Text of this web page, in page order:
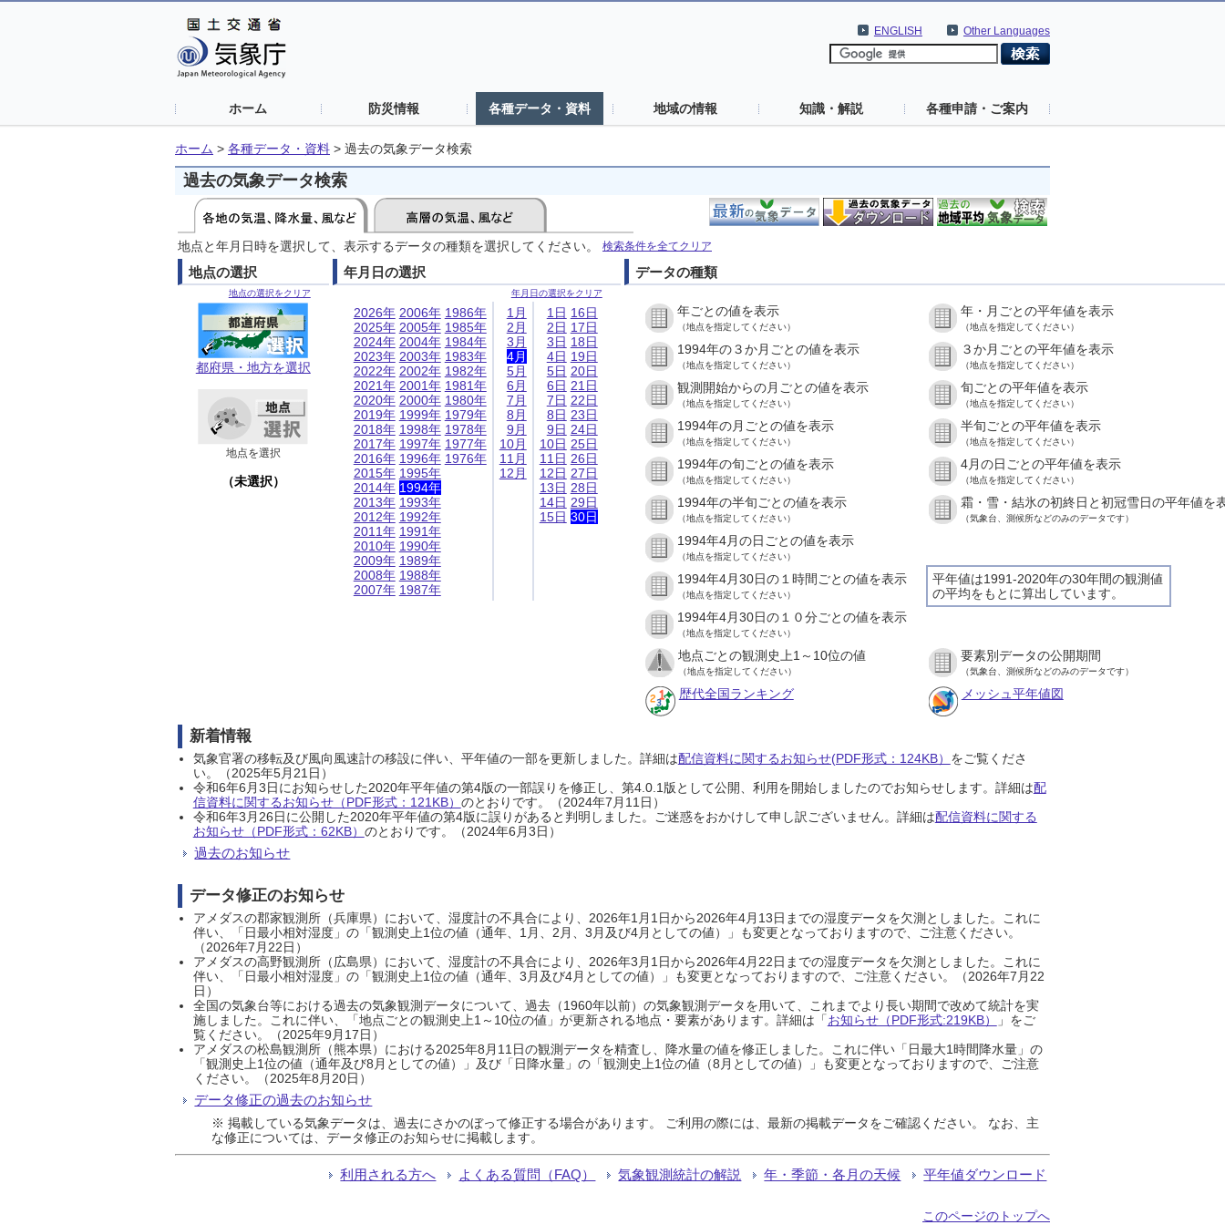
Other Languages
ENGLISH
ホーム 防災情報 各種データ・資料 地域の情報 知識・解説 各種申請・ご案内
ホーム > 各種データ・資料 > 過去の気象データ検索
過去の気象データ検索
地点と年月日時を選択して、表示するデータの種類を選択してください。 検索条件を全てクリア
地点の選択
地点の選択をクリア
都府県・地方を選択
地点を選択
（未選択）
年月日の選択
年月日の選択をクリア
2026年
2025年
2024年
2023年
2022年
2021年
2020年
2019年
2018年
2017年
2016年
2015年
2014年
2013年
2012年
2011年
2010年
2009年
2008年
2007年
2006年
2005年
2004年
2003年
2002年
2001年
2000年
1999年
1998年
1997年
1996年
1995年
1994年
1993年
1992年
1991年
1990年
1989年
1988年
1987年
1986年
1985年
1984年
1983年
1982年
1981年
1980年
1979年
1978年
1977年
1976年
1月
2月
3月
4月
5月
6月
7月
8月
9月
10月
11月
12月
1日
2日
3日
4日
5日
6日
7日
8日
9日
10日
11日
12日
13日
14日
15日
16日
17日
18日
19日
20日
21日
22日
23日
24日
25日
26日
27日
28日
29日
30日
データの種類
年ごとの値を表示
（地点を指定してください）
年・月ごとの平年値を表示
（地点を指定してください）
1994年の３か月ごとの値を表示
（地点を指定してください）
３か月ごとの平年値を表示
（地点を指定してください）
観測開始からの月ごとの値を表示
（地点を指定してください）
旬ごとの平年値を表示
（地点を指定してください）
1994年の月ごとの値を表示
（地点を指定してください）
半旬ごとの平年値を表示
（地点を指定してください）
1994年の旬ごとの値を表示
（地点を指定してください）
4月の日ごとの平年値を表示
（地点を指定してください）
1994年の半旬ごとの値を表示
（地点を指定してください）
霜・雪・結氷の初終日と初冠雪日の平年値を
（気象台、測候所などのみのデータです）
1994年4月の日ごとの値を表示
（地点を指定してください）
平年値は1991-2020年の30年間の観測値
の平均をもとに算出しています。
1994年4月30日の１時間ごとの値を表示
（地点を指定してください）
1994年4月30日の１０分ごとの値を表示
（地点を指定してください）
地点ごとの観測史上1～10位の値
（地点を指定してください）
要素別データの公開期間
（気象台、測候所などのみのデータです）
歴代全国ランキング メッシュ平年値図
新着情報
気象官署の移転及び風向風速計の移設に伴い、平年値の一部を更新しました。詳細は配信資料に関するお知らせ(PDF形式：124KB） をご覧くださ
い。（2025年5月21日）
令和6年6月3日にお知らせした2020年平年値の第4版の一部誤りを修正し、第4.0.1版として公開、利用を開始しましたのでお知らせします。詳細は配
信資料に関するお知らせ（PDF形式：121KB） のとおりです。（2024年7月11日）
令和6年3月26日に公開した2020年平年値の第4版に誤りがあると判明しました。ご迷惑をおかけして申し訳ございません。詳細は配信資料に関する
お知らせ（PDF形式：62KB） のとおりです。（2024年6月3日）
過去のお知らせ
データ修正のお知らせ
アメダスの郡家観測所（兵庫県）において、湿度計の不具合により、2026年1月1日から2026年4月13日までの湿度データを欠測としました。これに
伴い、「日最小相対湿度」の「観測史上1位の値（通年、1月、2月、3月及び4月としての値）」も変更となっておりますので、ご注意ください。
（2026年7月22日）
アメダスの高野観測所（広島県）において、湿度計の不具合により、2026年3月1日から2026年4月22日までの湿度データを欠測としました。これに
伴い、「日最小相対湿度」の「観測史上1位の値（通年、3月及び4月としての値）」も変更となっておりますので、ご注意ください。（2026年7月22
日）
全国の気象台等における過去の気象観測データについて、過去（1960年以前）の気象観測データを用いて、これまでより長い期間で改めて統計を実
施しました。これに伴い、「地点ごとの観測史上1～10位の値」が更新される地点・要素があります。詳細は「お知らせ（PDF形式:219KB）
」をご
覧ください。（2025年9月17日）
アメダスの松島観測所（熊本県）における2025年8月11日の観測データを精査し、降水量の値を修正しました。これに伴い「日最大1時間降水量」の
「観測史上1位の値（通年及び8月としての値）」及び「日降水量」の「観測史上1位の値（8月としての値）」も変更となっておりますので、ご注意
ください。（2025年8月20日）
データ修正の過去のお知らせ
※ 掲載している気象データは、過去にさかのぼって修正する場合があります。 ご利用の際には、最新の掲載データをご確認ください。 なお、主
な修正については、データ修正のお知らせに掲載します。
利用される方へ よくある質問（FAQ） 気象観測統計の解説 年・季節・各月の天候 平年値ダウンロード
このページのトップへ